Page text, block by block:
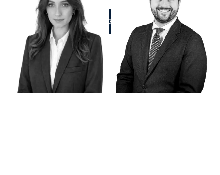
APPELEZ-NOUS